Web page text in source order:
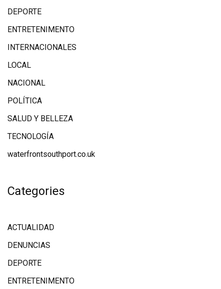
DEPORTE
ENTRETENIMENTO
INTERNACIONALES
LOCAL
NACIONAL
POLÍTICA
SALUD Y BELLEZA
TECNOLOGÍA
waterfrontsouthport.co.uk
Categories
ACTUALIDAD
DENUNCIAS
DEPORTE
ENTRETENIMENTO